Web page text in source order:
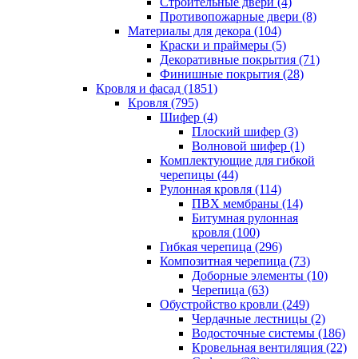
Противопожарные двери (8)
Материалы для декора (104)
Краски и праймеры (5)
Декоративные покрытия (71)
Финишные покрытия (28)
Кровля и фасад (1851)
Кровля (795)
Шифер (4)
Плоский шифер (3)
Волновой шифер (1)
Комплектующие для гибкой
черепицы (44)
Рулонная кровля (114)
ПВХ мембраны (14)
Битумная рулонная
кровля (100)
Гибкая черепица (296)
Композитная черепица (73)
Доборные элементы (10)
Черепица (63)
Обустройство кровли (249)
Чердачные лестницы (2)
Водосточные системы (186)
Кровельная вентиляция (22)